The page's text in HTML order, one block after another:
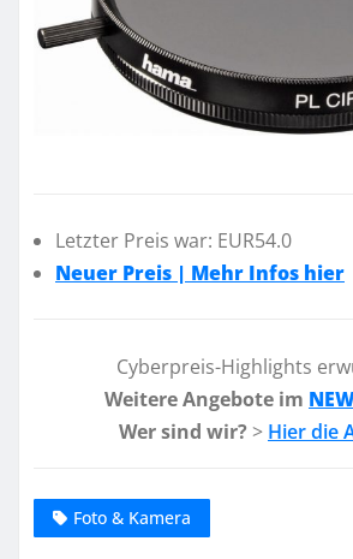
Letzter Preis war: EUR54.0
Neuer Preis | Mehr Infos hier
Cyberpreis-Highlights
Weitere Angebote im
Wer sind wir? > Hier die
Foto & Kamera